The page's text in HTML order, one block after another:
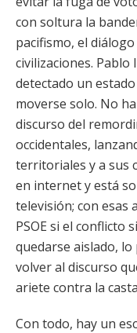
con soltura la
pacifismo, el
civilizaciones. Pablo
detectado un
moverse solo. No
discurso del
occidentales,
territoriales y a sus
en internet y está
televisión; con esas
PSOE si el conflicto
quedarse aislado,
volver al discurso
ariete contra la
Con todo, hay un